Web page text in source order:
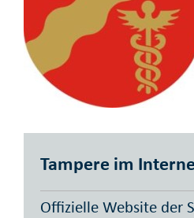
Tampere im
Offizielle Website der